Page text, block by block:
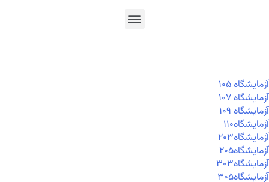
آزمايشگاه ۱۰۵
آزمايشگاه ۱۰۷
آزمايشگاه ۱۰۹
آزمايشگاه۱۱۰
آزمايشگاه۲۰۳
آزمايشگاه۲۰۵
آزمايشگاه۳۰۳
آزمايشگاه۳۰۵